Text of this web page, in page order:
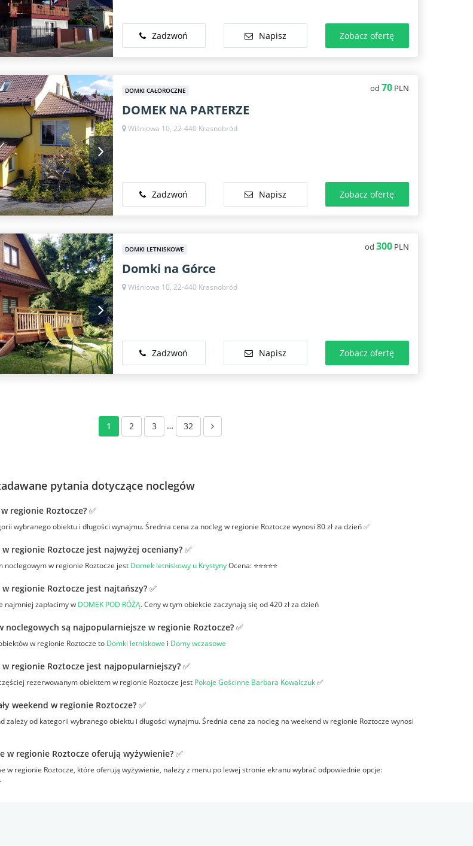
Zadzwoń Napisz Zobacz ofertę
DOMKI CAŁOROCZNE
DOMEK NA PARTERZE
Wiśniowa 10, 22-440 Krasnobród
od 70 PLN
Zadzwoń Napisz Zobacz ofertę
DOMKI LETNISKOWE
Domki na Górce
Wiśniowa 10, 22-440 Krasnobród
od 300 PLN
Zadzwoń Napisz Zobacz ofertę
1 2 3 … 32
pytania dotyczące noclegów
regionie Roztocze? ✅
wybranego obiektu i długości wynajmu. Średnia cena za nocleg w regionie Roztocze wynosi 80 zł za dzień ✅
regionie Roztocze jest najwyżej oceniany? ✅
noclegowym w regionie Roztocze jest Domek letniskowy u KrystynyOcena: ⭐⭐⭐⭐⭐
regionie Roztocze jest najtańszy? ✅
najmniej zapłacimy w DOMEK POD RÓŻĄ. Ceny w tym obiekcie zaczynają się od 420 zł za dzień
noclegowych są najpopularniejsze w regionie Roztocze? ✅
w regionie Roztocze to Domki letniskowe i Domy wczasowe
regionie Roztocze jest najpopularniejszy? ✅
rezerwowanym obiektem w regionie Roztocze jest Pokoje Gościnne Barbara Kowalczuk✅
weekend w regionie Roztocze? ✅
zależy od kategorii wybranego obiektu i długości wynajmu. Średnia cena za nocleg na weekend w regionie Roztocze wynosi
w regionie Roztocze oferują wyżywienie? ✅
w regionie Roztocze, które oferują wyżywienie, należy z menu po lewej stronie ekranu wybrać odpowiednie opcje: